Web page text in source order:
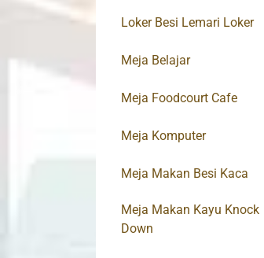
Loker Besi Lemari Loker
Meja Belajar
Meja Foodcourt Cafe
Meja Komputer
Meja Makan Besi Kaca
Meja Makan Kayu Knock
Down